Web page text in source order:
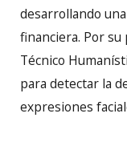
desarrollando
financiera. Por su
Técnico
para detectar la
expresiones